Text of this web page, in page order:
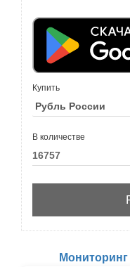
Купить
В количестве